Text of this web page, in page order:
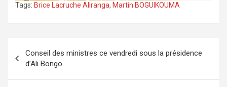
Tags: Brice Lacruche Aliranga, Martin BOGUIKOUMA
de
l’article
Conseil des ministres ce vendredi sous la présidence
d’Ali Bongo